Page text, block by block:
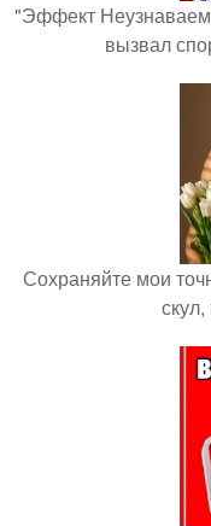
"Эффект
вызвал
Сохраняйте мои